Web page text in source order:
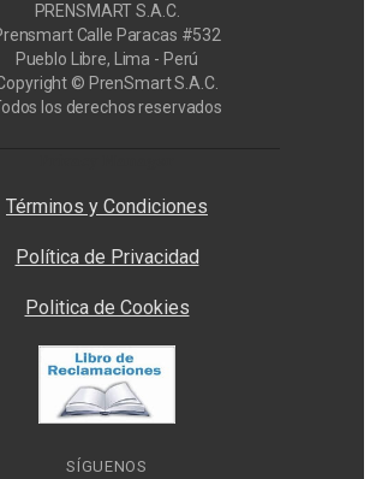
PRENSMART S.A.C.
Calle Paracas #532
Pueblo Libre, Lima - Perú
© PrenSmart S.A.C.
los derechos reservados
Términos y Condiciones
Política de Privacidad
Politica de Cookies
SÍGUENOS